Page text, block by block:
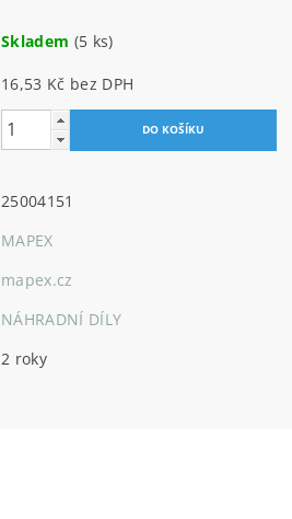
Skladem (5 ks)
16,53 Kč bez DPH
25004151
MAPEX
mapex.cz
NÁHRADNÍ DÍLY
2 roky